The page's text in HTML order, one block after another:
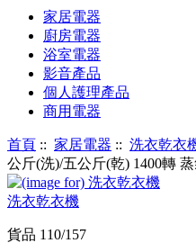
家居電器
廚房電器
浴室電器
影音產品
個人護理產品
商用電器
首頁 :: 家居電器 :: 洗衣乾衣
公斤(洗)/五公斤(乾) 1400轉
洗衣乾衣機
貨品 110/157